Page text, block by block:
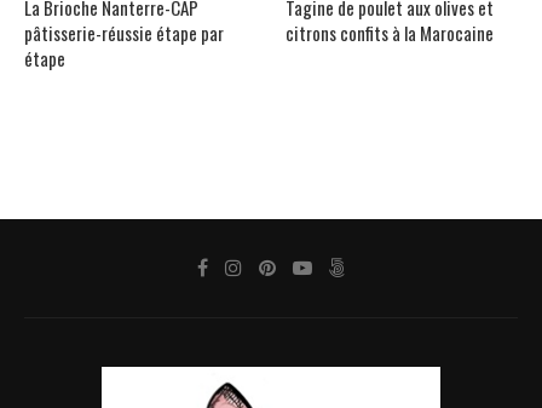
La Brioche Nanterre-CAP
pâtisserie-réussie étape par
étape
Tagine de poulet aux olives et
citrons confits à la Marocaine